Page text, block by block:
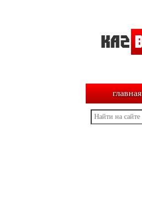
главная